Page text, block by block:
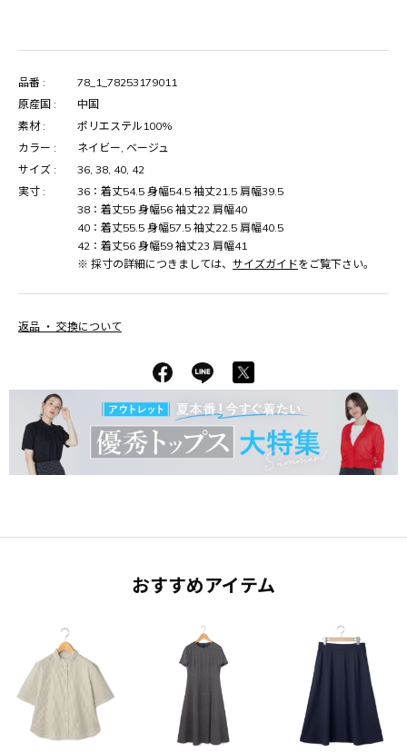
品番 :
78_1_78253179011
原産国 :
中国
素材 :
ポリエステル100%
カラー :
ネイビー, ベージュ
サイズ :
36, 38, 40, 42
実寸 :
36：着丈54.5 身幅54.5 袖丈21.5 肩幅39.5
38：着丈55 身幅56 袖丈22 肩幅40
40：着丈55.5 身幅57.5 袖丈22.5 肩幅40.5
42：着丈56 身幅59 袖丈23 肩幅41
※ 採寸の詳細につきましては、 サイズガイドをご覧下さい。
返品 ・ 交換について
おすすめアイテム